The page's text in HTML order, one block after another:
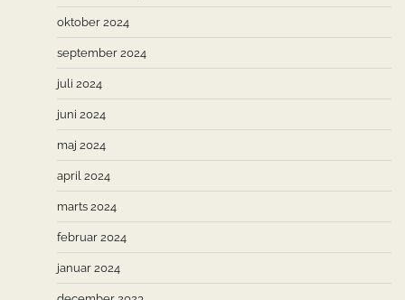
oktober 2024
september 2024
juli 2024
juni 2024
maj 2024
april 2024
marts 2024
februar 2024
januar 2024